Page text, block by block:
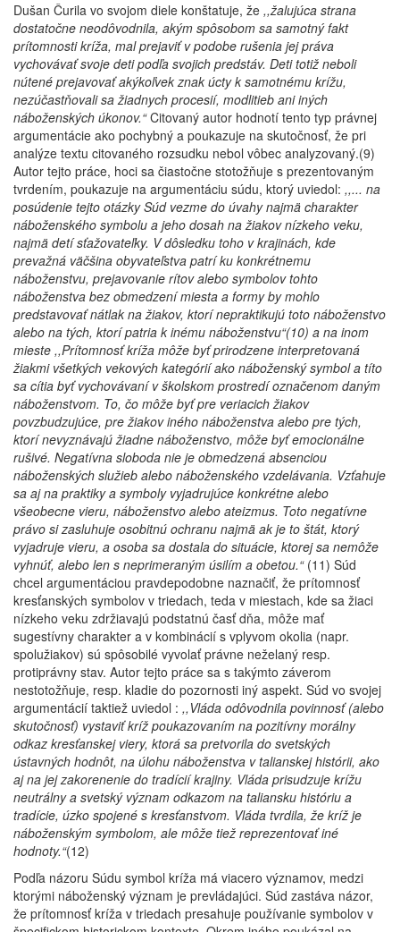
Dušan Čurila vo svojom diele konštatuje, že ,,žalujúca strana
dostatočne neodôvodnila, akým spôsobom sa samotný fakt
prítomnosti kríža, mal prejaviť v podobe rušenia jej práva
vychovávať svoje deti podľa svojich predstáv. Deti totiž neboli
nútené prejavovať akýkoľvek znak úcty k samotnému krížu,
nezúčastňovali sa žiadnych procesií, modlitieb ani iných
náboženských úkonov.“Citovaný autor hodnotí tento typ právnej
argumentácie ako pochybný a poukazuje na skutočnosť, že pri
analýze textu citovaného rozsudku nebol vôbec analyzovaný.(9)
Autor tejto práce, hoci sa čiastočne stotožňuje s prezentovaným
tvrdením, poukazuje na argumentáciu súdu, ktorý uviedol: ,,... na
posúdenie tejto otázky Súd vezme do úvahy najmä charakter
náboženského symbolu a jeho dosah na žiakov nízkeho veku,
najmä detí sťažovateľky. V dôsledku toho v krajinách, kde
prevažná väčšina obyvateľstva patrí ku konkrétnemu
náboženstvu, prejavovanie rítov alebo symbolov tohto
náboženstva bez obmedzení miesta a formy by mohlo
predstavovať nátlak na žiakov, ktorí nepraktikujú toto náboženstvo
alebo na tých, ktorí patria k inému náboženstvu“(10) a na inom
mieste ,,Prítomnosť kríža môže byť prirodzene interpretovaná
žiakmi všetkých vekových kategórií ako náboženský symbol a títo
sa cítia byť vychovávaní v školskom prostredí označenom daným
náboženstvom. To, čo môže byť pre veriacich žiakov
povzbudzujúce, pre žiakov iného náboženstva alebo pre tých,
ktorí nevyznávajú žiadne náboženstvo, môže byť emocionálne
rušivé. Negatívna sloboda nie je obmedzená absenciou
náboženských služieb alebo náboženského vzdelávania. Vzťahuje
sa aj na praktiky a symboly vyjadrujúce konkrétne alebo
všeobecne vieru, náboženstvo alebo ateizmus. Toto negatívne
právo si zasluhuje osobitnú ochranu najmä ak je to štát, ktorý
vyjadruje vieru, a osoba sa dostala do situácie, ktorej sa nemôže
vyhnúť, alebo len s neprimeraným úsilím a obetou.“(11) Súd
chcel argumentáciou pravdepodobne naznačiť, že prítomnosť
kresťanských symbolov v triedach, teda v miestach, kde sa žiaci
nízkeho veku zdržiavajú podstatnú časť dňa, môže mať
sugestívny charakter a v kombinácií s vplyvom okolia (napr.
spolužiakov) sú spôsobilé vyvolať právne neželaný resp.
protiprávny stav. Autor tejto práce sa s takýmto záverom
nestotožňuje, resp. kladie do pozornosti iný aspekt. Súd vo svojej
argumentácií taktiež uviedol : ,,Vláda odôvodnila povinnosť (alebo
skutočnosť) vystaviť kríž poukazovaním na pozitívny morálny
odkaz kresťanskej viery, ktorá sa pretvorila do svetských
ústavných hodnôt, na úlohu náboženstva v talianskej histórii, ako
aj na jej zakorenenie do tradícií krajiny. Vláda prisudzuje krížu
neutrálny a svetský význam odkazom na taliansku históriu a
tradície, úzko spojené s kresťanstvom. Vláda tvrdila, že kríž je
náboženským symbolom, ale môže tiež reprezentovať iné
hodnoty.“(12)
Podľa názoru Súdu symbol kríža má viacero významov, medzi
ktorými náboženský význam je prevládajúci. Súd zastáva názor,
že prítomnosť kríža v triedach presahuje používanie symbolov v